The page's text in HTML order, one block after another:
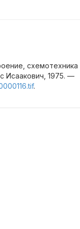
схемотехника
Исаакович, 1975. —
.